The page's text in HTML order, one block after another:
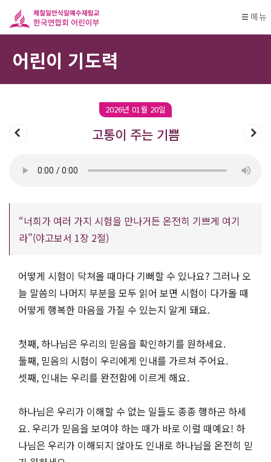
메뉴
어린이 기도력
2026년 01월 20일
고통이 주는 기쁨
“너희가 여러 가지 시험을 만나거든 온전히 기쁘게 여기
라”(야고보서 1장 2절)
어떻게 시험이 닥쳐올 때마다 기뻐할 수 있나요? 그러나 오
늘 말씀의 나머지 부분을 모두 읽어 보면 시험이 다가올 때
어떻게 행복한 마음을 가질 수 있는지 알게 돼요.
첫째, 하나님은 우리의 믿음을 확인하기를 원하세요.
둘째, 믿음의 시험이 우리에게 인내를 가르쳐 주어요.
셋째, 인내는 우리를 완전함에 이르게 해요.
하나님은 우리가 이해할 수 없는 일들도 종종 행하곤 하세
요. 우리가 믿음을 보여야 하는 때가 바로 이럴 때예요! 하
나님은 우리가 이해되지 않아도 인내로 하나님을 온전히 믿